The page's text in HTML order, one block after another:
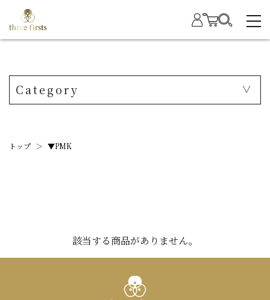
Category
トップ ＞ ▼PMK
該当する商品がありません。